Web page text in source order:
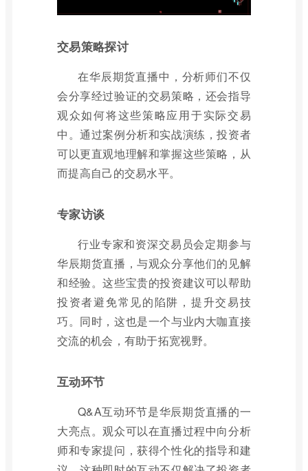
交易策略探讨
在华辰期货直播中，分析师们不仅
会分享经过验证的交易策略，还会指导
观众如何将这些策略应用于实际交易
中。通过案例分析和实战演练，投资者
可以更直观地理解和掌握这些策略，从
而提高自己的交易水平。
专家访谈
行业专家和资深交易员会定期参与
华辰期货直播，与观众分享他们的见解
和经验。这些宝贵的投资建议可以帮助
投资者避免常见的陷阱，提升交易技
巧。同时，这也是一个与业内大咖直接
交流的机会，有助于拓宽视野。
互动环节
Q&A互动环节是华辰期货直播的一
大亮点。观众可以在直播过程中向分析
师和专家提问，获得个性化的指导和建